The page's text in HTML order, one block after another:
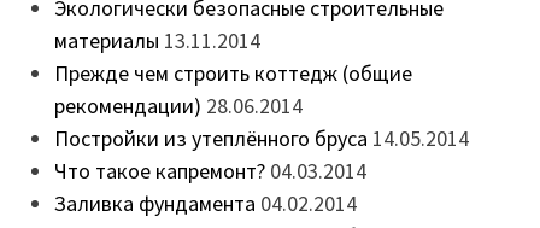
Экологически безопасные строительные
материалы 13.11.2014
Прежде чем строить коттедж (общие
рекомендации) 28.06.2014
Постройки из утеплённого бруса 14.05.2014
Что такое капремонт? 04.03.2014
Заливка фундамента 04.02.2014